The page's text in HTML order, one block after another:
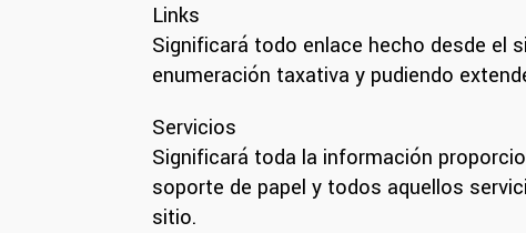
Links
Significará todo enlace hecho desde el
enumeración taxativa y pudiendo
Servicios
Significará toda la información
soporte de papel y todos aquellos
sitio.